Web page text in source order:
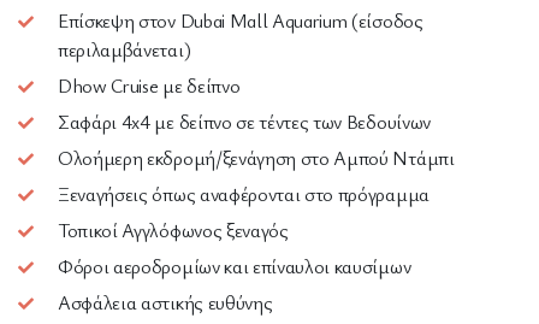
Επίσκεψη στον Dubai Mall Aquarium (είσοδος
περιλαμβάνεται)
Dhow Cruise με δείπνο
Σαφάρι 4x4 με δείπνο σε τέντες των Βεδουίνων
Ολοήμερη εκδρομή/ξενάγηση στο Αμπού Ντάμπι
Ξεναγήσεις όπως αναφέρονται στο πρόγραμμα
Τοπικοί Αγγλόφωνος ξεναγός
Φόροι αεροδρομίων και επίναυλοι καυσίμων
Ασφάλεια αστικής ευθύνης